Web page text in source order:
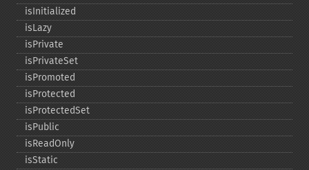
isInitialized
isLazy
isPrivate
isPrivateSet
isPromoted
isProtected
isProtectedSet
isPublic
isReadOnly
isStatic